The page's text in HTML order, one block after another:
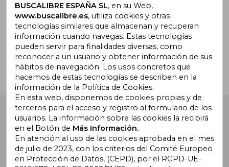
¿Necesitas ayuda?
Ir a Centro de Soporte
Buscalibre España . Calle Energía, 65, Nave 3 (08940),
Cornellà de Llobregat, Barcelona. Derechos Reservados.
BUSCALIBRE ESPAÑA SL, en su Web,
www.buscalibre.es, utiliza cookies y otras
tecnologías similares que almacenan y recuperan
información cuando navegas. Estas tecnologías
pueden servir para finalidades diversas, como
reconocer a un usuario y obtener información de sus
hábitos de navegación. Los usos concretos que
hacemos de estas tecnologías se describen en la
información de la Política de Cookies.
En esta web, disponemos de cookies propias y de
terceros para el acceso y registro al formulario de los
usuarios. La información sobre las cookies la recibirá
en el Botón de Más Información.
En atención al uso de las cookies aprobada en el mes
de julio de 2023, con los criterios del Comité Europeo
en Protección de Datos, (CEPD), por el RGPD-UE-